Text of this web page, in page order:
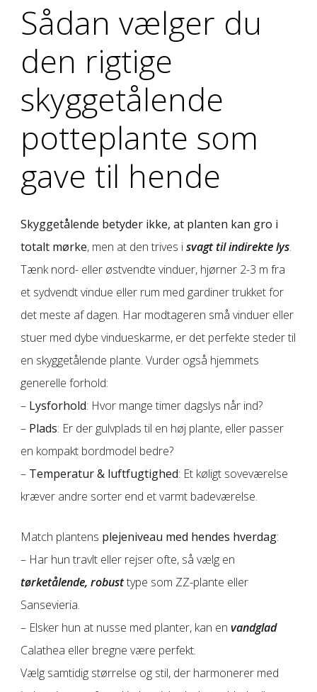
Sådan vælger du
den rigtige
skyggetålende
potteplante som
gave til hende
Skyggetålende betyder ikke, at planten kan gro i
totalt mørke, men at den trives isvagt til indirekte lys.
Tænk nord- eller østvendte vinduer, hjørner 2-3 m fra
et sydvendt vindue eller rum med gardiner trukket for
det meste af dagen. Har modtageren små vinduer eller
stuer med dybe vindueskarme, er det perfekte steder til
en skyggetålende plante. Vurder også hjemmets
generelle forhold:
– Lysforhold: Hvor mange timer dagslys når ind?
– Plads: Er der gulvplads til en høj plante, eller passer
en kompakt bordmodel bedre?
– Temperatur & luftfugtighed: Et køligt soveværelse
kræver andre sorter end et varmt badeværelse.
Match plantens plejeniveau med hendes hverdag:
– Har hun travlt eller rejser ofte, så vælg en
tørketålende, robusttype som ZZ-plante eller
Sansevieria.
– Elsker hun at nusse med planter, kan en vandglad
Calathea eller bregne være perfekt.
Vælg samtidig størrelse og stil, der harmonerer med